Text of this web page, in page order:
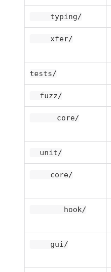
typing/
xfer/
tests/
fuzz/
core/
unit/
core/
hook/
gui/